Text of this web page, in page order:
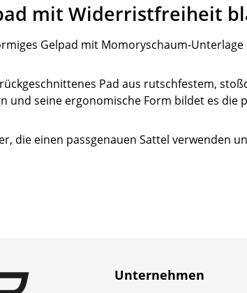
mit Widerristfreiheit
Gelpad mit Momoryschaum-
Pad aus rutschfestem,
und seine ergonomische Form bildet es die
die einen passgenauen Sattel verwenden
Unternehmen